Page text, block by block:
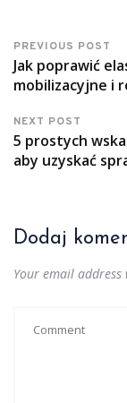
PREVIOUS POST
Jak poprawić
mobilizacyjne i
NEXT POST
5 prostych
aby uzyskać
Dodaj
Your email